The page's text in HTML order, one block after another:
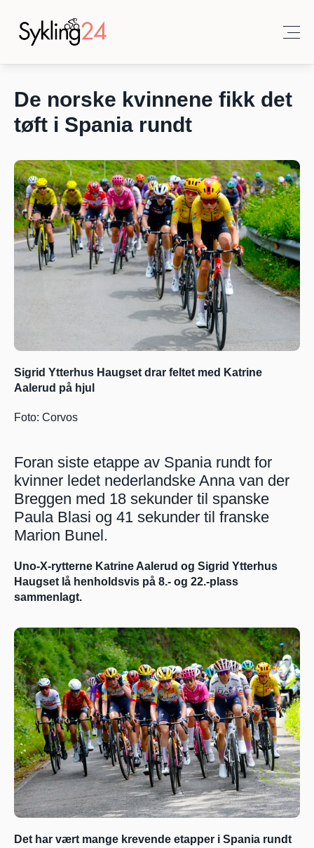
De norske kvinnene fikk det
tøft i Spania rundt
Sigrid Ytterhus Haugset drar feltet med Katrine
Aalerud på hjul
Foto: Corvos
Foran siste etappe av Spania rundt for
kvinner ledet nederlandske Anna van der
Breggen med 18 sekunder til spanske
Paula Blasi og 41 sekunder til franske
Marion Bunel.
Uno-X-rytterne Katrine Aalerud og Sigrid Ytterhus
Haugset lå henholdsvis på 8.- og 22.-plass
sammenlagt.
Det har vært mange krevende etapper i Spania rundt